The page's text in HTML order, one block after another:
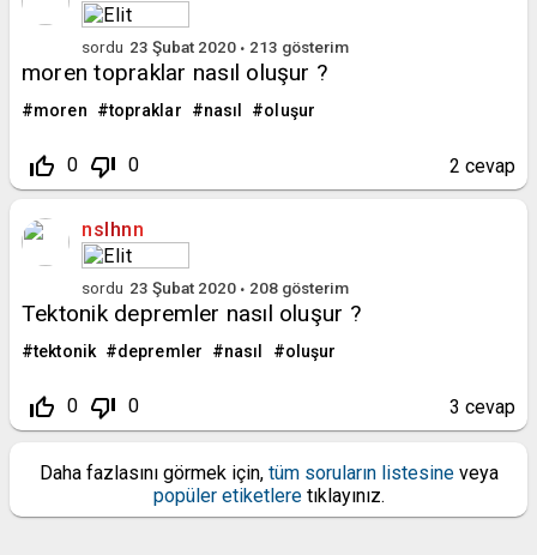
sordu 23 Şubat 2020 213 gösterim
moren topraklar nasıl oluşur ?
moren topraklar nasıl oluşur
thumb_up_off_alt 0 thumb_down_off_alt 0 2 cevap
nslhnn
sordu 23 Şubat 2020 208 gösterim
Tektonik depremler nasıl oluşur ?
tektonik depremler nasıl oluşur
thumb_up_off_alt 0 thumb_down_off_alt 0 3 cevap
Daha fazlasını görmek için, tüm soruların listesineveya
popüler etiketleretıklayınız.